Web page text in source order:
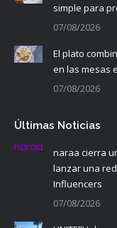
simple para
07/08/2026
El plato
en las mesas
07/08/2026
Últimas Noticias
naraa cierra
lanzar una
Influencers
07/08/2026